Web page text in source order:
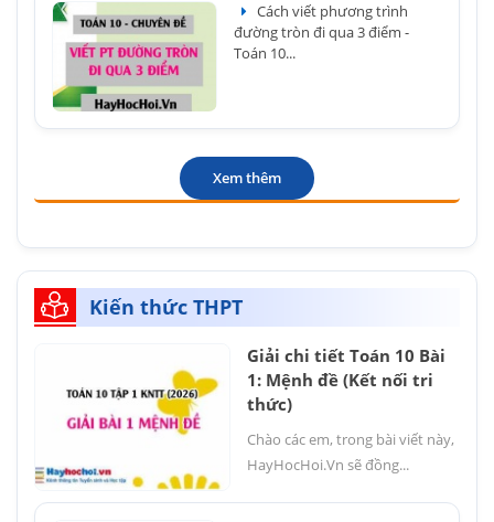
Cách viết phương trình
đường tròn đi qua 3 điểm -
Toán 10...
Xem thêm
Kiến thức THPT
Giải chi tiết Toán 10 Bài
1: Mệnh đề (Kết nối tri
thức)
Chào các em, trong bài viết này,
HayHocHoi.Vn sẽ đồng...